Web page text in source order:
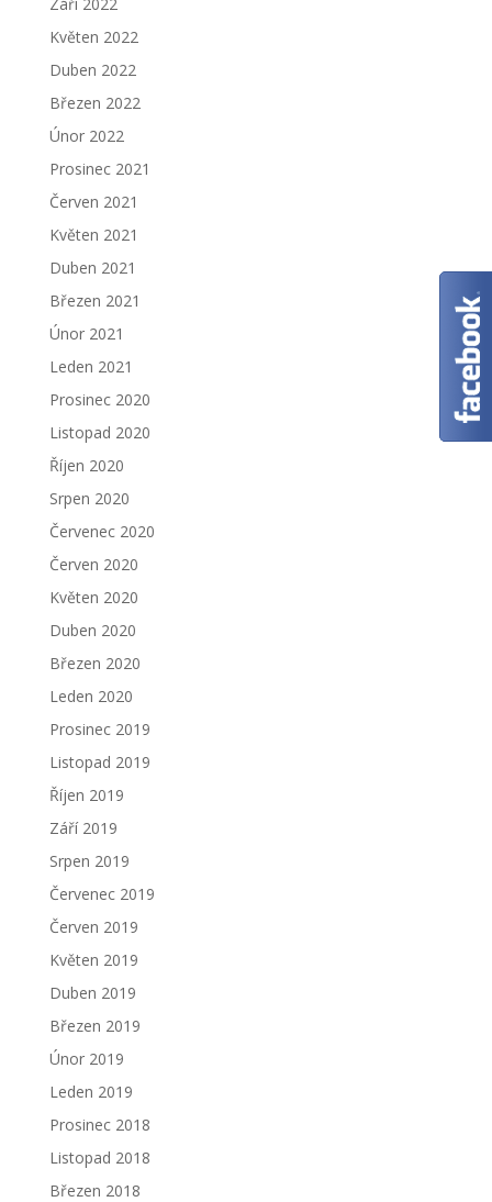
Květen 2022
Duben 2022
Březen 2022
Únor 2022
Prosinec 2021
Červen 2021
Květen 2021
Duben 2021
Březen 2021
Únor 2021
Leden 2021
Prosinec 2020
Listopad 2020
Říjen 2020
Srpen 2020
Červenec 2020
Červen 2020
Květen 2020
Duben 2020
Březen 2020
Leden 2020
Prosinec 2019
Listopad 2019
Říjen 2019
Září 2019
Srpen 2019
Červenec 2019
Červen 2019
Květen 2019
Duben 2019
Březen 2019
Únor 2019
Leden 2019
Prosinec 2018
Listopad 2018
Březen 2018